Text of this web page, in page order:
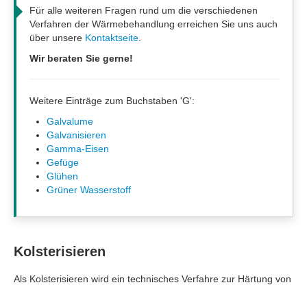
Für alle weiteren Fragen rund um die verschiedenen
Verfahren der Wärmebehandlung erreichen Sie uns auch
über unsere Kontaktseite
Wir beraten Sie gerne!
Weitere Einträge zum Buchstaben 'G':
Galvalume
Galvanisieren
Gamma-Eisen
Gefüge
Glühen
Grüner Wasserstoff
Kolsterisieren
Als Kolsterisieren wird ein technisches Verfahre zur Härtung von